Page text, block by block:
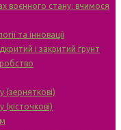
воєнного стану: вчимося
та інновації
і закритий ґрунт
(зерняткові)